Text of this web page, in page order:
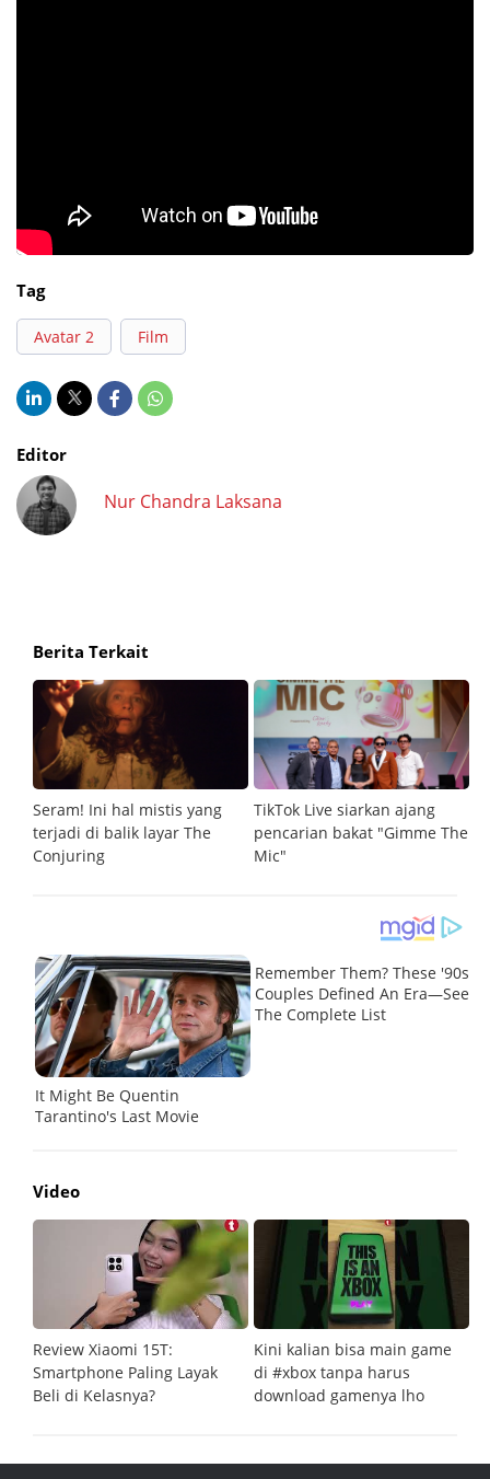
Tag
Avatar 2 Film
Editor
Nur Chandra Laksana
Berita Terkait
Seram! Ini hal mistis yang
terjadi di balik layar The
Conjuring
TikTok Live siarkan ajang
pencarian bakat "Gimme The
Mic"
Video
Review Xiaomi 15T:
Smartphone Paling Layak
Beli di Kelasnya?
Kini kalian bisa main game
di #xbox tanpa harus
download gamenya lho